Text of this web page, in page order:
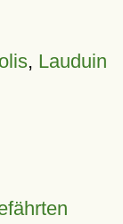
, Lauduin